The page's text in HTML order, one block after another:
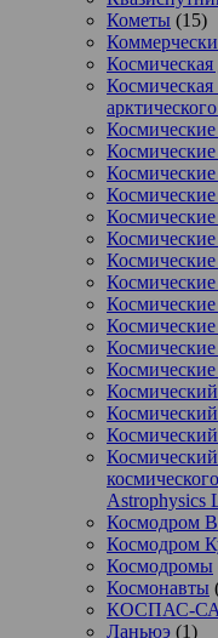
Кометы (15)
Космическая
Astrophysics
Космодром
Космодром
Космодромы
Космонавты
КОСПАС-
Ланьюэ (1)